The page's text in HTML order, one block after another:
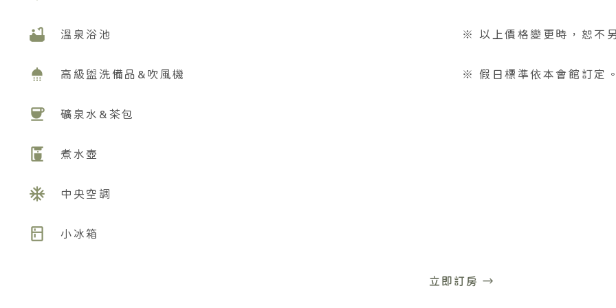
bathtub 溫泉浴池
shower 高級盥洗備品&吹風機
coffee 礦泉水&茶包
coffee_maker 煮水壺
ac_unit 中央空調
kitchen 小冰箱
※ 以上價格變更時，恕不
※ 假日標準依本會館訂定。
立即訂房 →